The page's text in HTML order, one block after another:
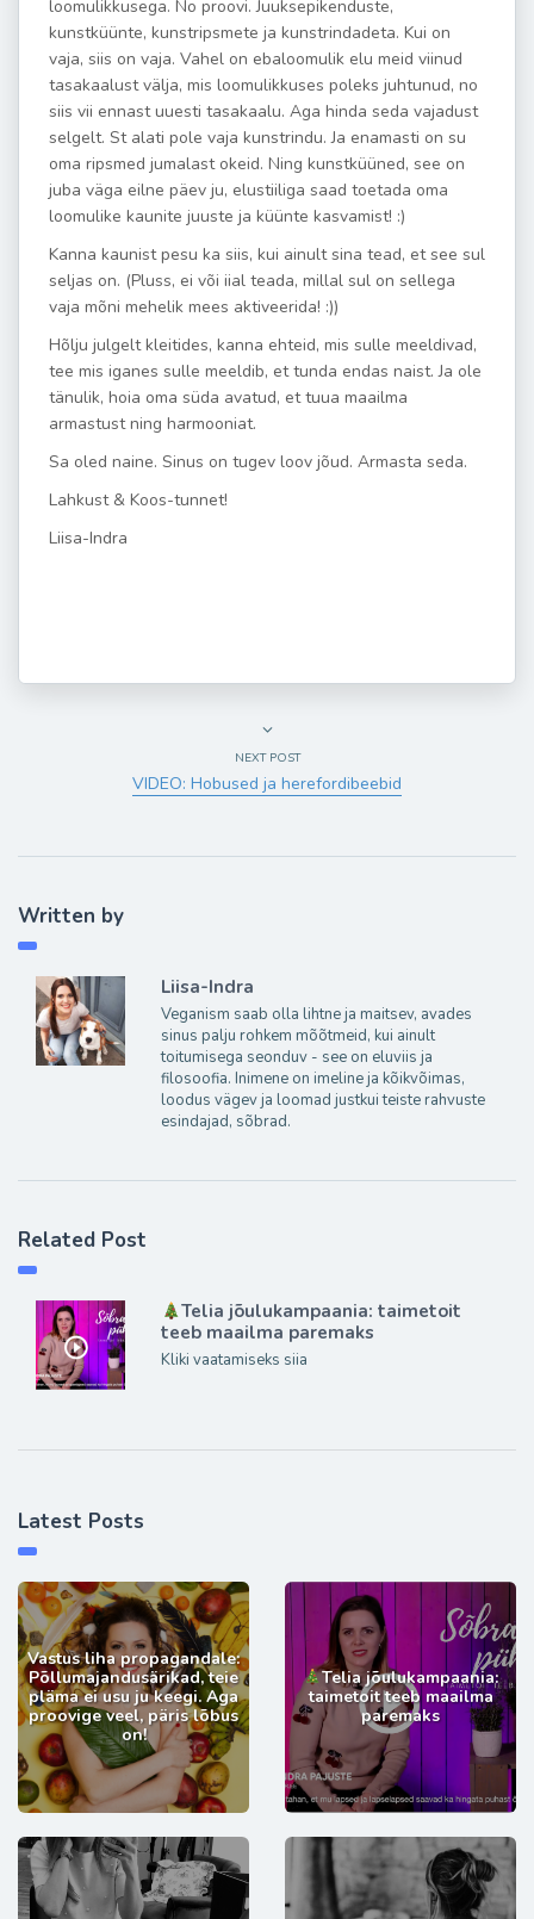
loomulikkusega. No proovi. Juuksepikenduste,
kunstküünte, kunstripsmete ja kunstrindadeta. Kui on
vaja, siis on vaja. Vahel on ebaloomulik elu meid viinud
tasakaalust välja, mis loomulikkuses poleks juhtunud, no
siis vii ennast uuesti tasakaalu. Aga hinda seda vajadust
selgelt. St alati pole vaja kunstrindu. Ja enamasti on su
oma ripsmed jumalast okeid. Ning kunstküüned, see on
juba väga eilne päev ju, elustiiliga saad toetada oma
loomulike kaunite juuste ja küünte kasvamist! :)
Kanna kaunist pesu ka siis, kui ainult sina tead, et see sul
seljas on. (Pluss, ei või iial teada, millal sul on sellega
vaja mõni mehelik mees aktiveerida! :))
Hõlju julgelt kleitides, kanna ehteid, mis sulle meeldivad,
tee mis iganes sulle meeldib, et tunda endas naist. Ja ole
tänulik, hoia oma süda avatud, et tuua maailma
armastust ning harmooniat.
Sa oled naine. Sinus on tugev loov jõud. Armasta seda.
Lahkust & Koos-tunnet!
Liisa-Indra
NEXT POST
VIDEO: Hobused ja herefordibeebid
Written by
Liisa-Indra
Veganism saab olla lihtne ja maitsev, avades
sinus palju rohkem mõõtmeid, kui ainult
toitumisega seonduv - see on eluviis ja
filosoofia. Inimene on imeline ja kõikvõimas,
loodus vägev ja loomad justkui teiste rahvuste
esindajad, sõbrad.
Related Post
Telia jõulukampaania: taimetoit
teeb maailma paremaks
Kliki vaatamiseks siia
Latest Posts
Vastus liha propagandale:
Põllumajandusärikad, teie
pläma ei usu ju keegi. Aga
proovige veel, päris lõbus
on!
Telia jõulukampaania:
taimetoit teeb maailma
paremaks